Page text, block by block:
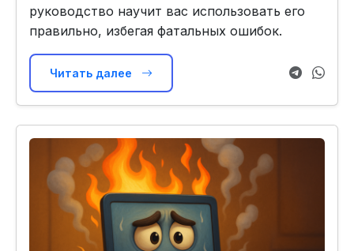
руководство научит вас использовать его
правильно, избегая фатальных ошибок.
Читать далее